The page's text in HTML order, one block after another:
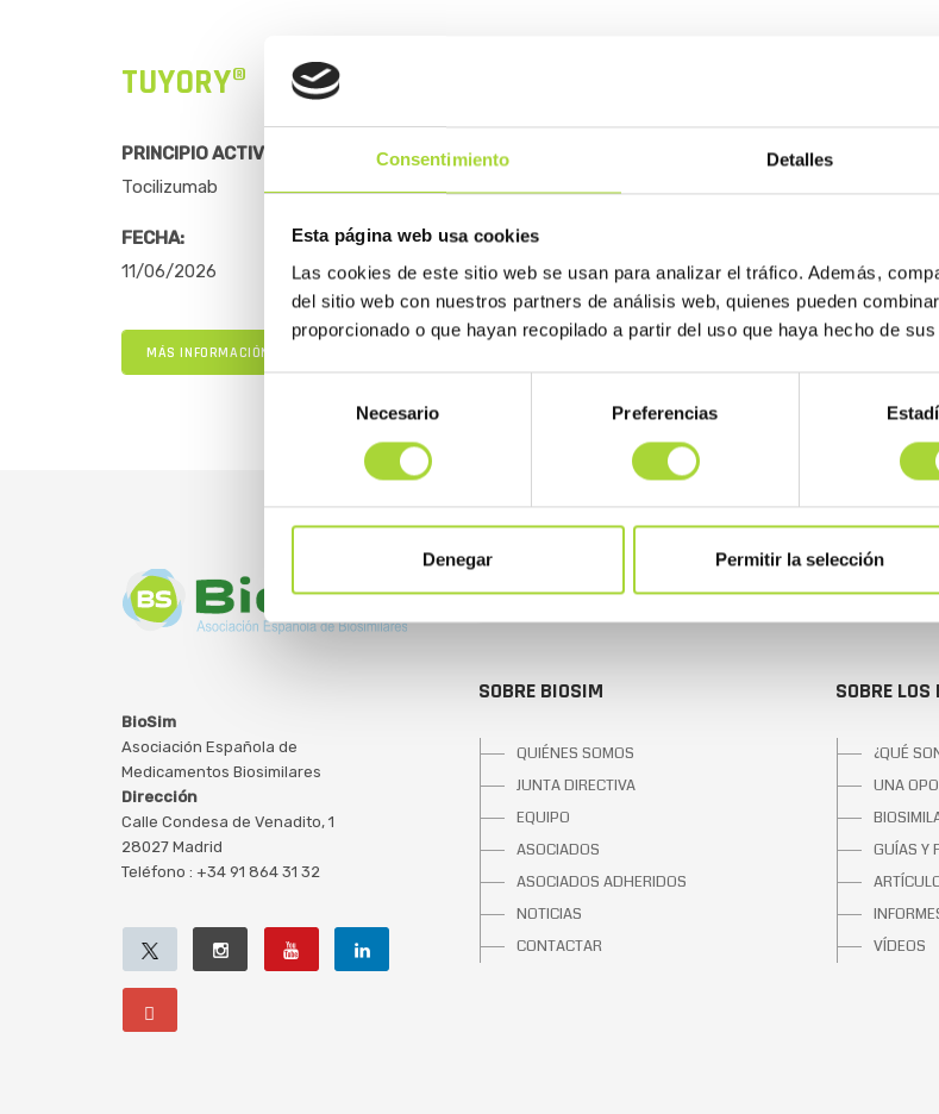
Consentimiento Detalles
Esta página web usa cookies
Las cookies de este sitio web se usan para analizar el tráfico. Además,
del sitio web con nuestros partners de análisis web, quienes pueden
proporcionado o que hayan recopilado a partir del uso que haya hecho de
consentimiento
Necesario Preferencias
Denegar Permitir la selección
TUYORY®
PRINCIPIO ACTIVO:
Tocilizumab
FECHA:
11/06/2026
MÁS INFORMACIÓN
BioSim
Asociación Española de
Medicamentos Biosimilares
Dirección
Calle Condesa de Venadito, 1
28027 Madrid
Teléfono : +34 91 864 31 32
SOBRE BIOSIM
QUIÉNES SOMOS
JUNTA DIRECTIVA
EQUIPO
ASOCIADOS
ASOCIADOS ADHERIDOS
NOTICIAS
CONTACTAR
SOBRE
¿QUÉ
UNA
GUÍAS Y
VÍDEOS